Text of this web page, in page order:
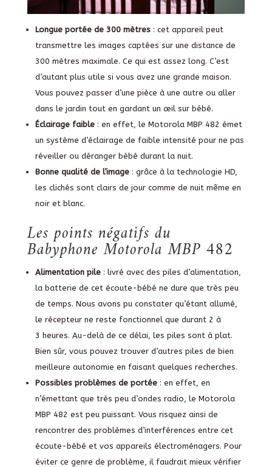
Longue portée de 300 mètres: cet appareil peut
transmettre les images captées sur une distance de
300 mètres maximale. Ce qui est assez long. C’est
d’autant plus utile si vous avez une grande maison.
Vous pouvez passer d’une pièce à une autre ou aller
dans le jardin tout en gardant un œil sur bébé.
Éclairage faible: en effet, le Motorola MBP 482 émet
un système d’éclairage de faible intensité pour ne pas
réveiller ou déranger bébé durant la nuit.
Bonne qualité de l’image: grâce à la technologie HD,
les clichés sont clairs de jour comme de nuit même en
noir et blanc.
Les points négatifs du
Babyphone Motorola MBP 482
Alimentation pile: livré avec des piles d’alimentation,
la batterie de cet écoute-bébé ne dure que très peu
de temps. Nous avons pu constater qu’étant allumé,
le récepteur ne reste fonctionnel que durant 2 à
3 heures. Au-delà de ce délai, les piles sont à plat.
Bien sûr, vous pouvez trouver d’autres piles de bien
meilleure autonomie en faisant quelques recherches.
Possibles problèmes de portée: en effet, en
n’émettant que très peu d’ondes radio, le Motorola
MBP 482 est peu puissant. Vous risquez ainsi de
rencontrer des problèmes d’interférences entre cet
écoute-bébé et vos appareils électroménagers. Pour
éviter ce genre de problème, il faudrait mieux vérifier